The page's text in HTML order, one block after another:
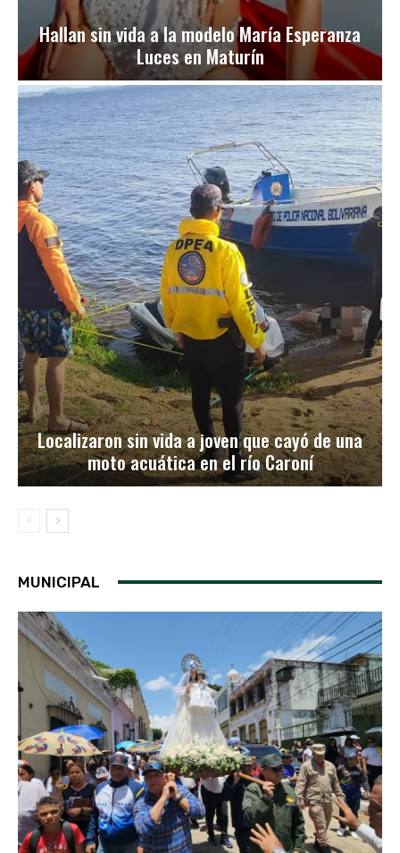
Hallan sin vida a la modelo María Esperanza
Luces en Maturín
Localizaron sin vida a joven que cayó de una
moto acuática en el río Caroní
MUNICIPAL